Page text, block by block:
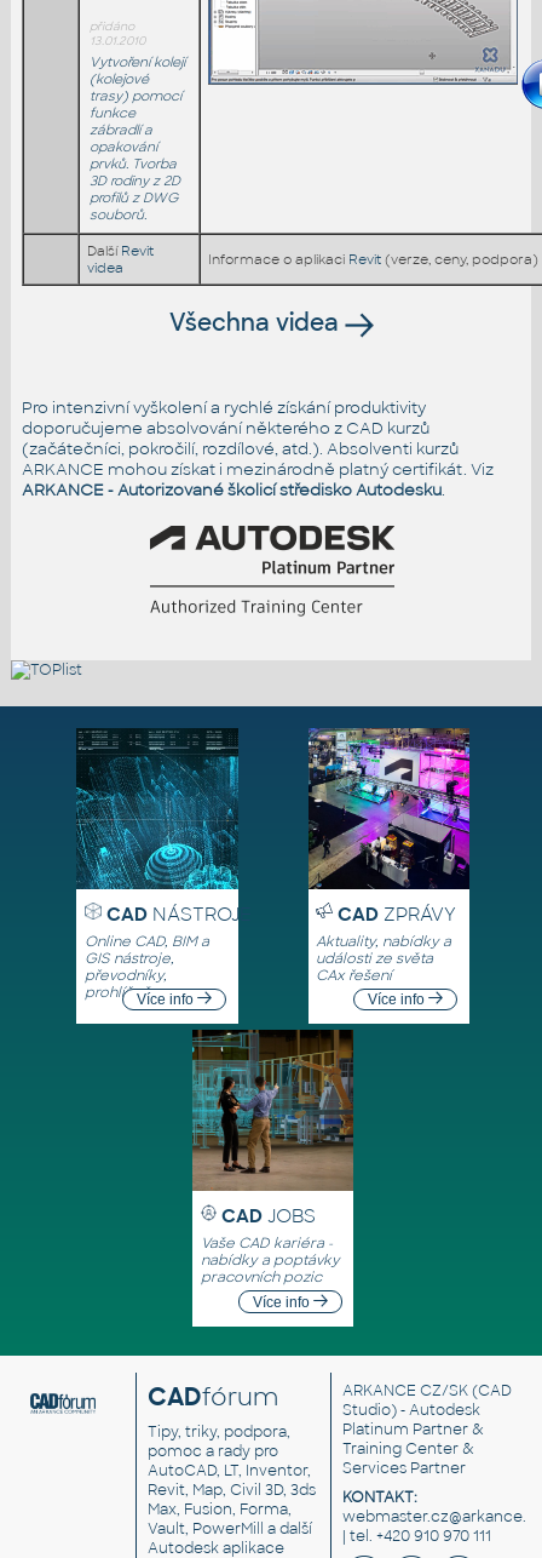
přidáno
13.01.2010
Vytvoření kolejí
(kolejové
trasy) pomocí
funkce
zábradlí a
opakování
prvků. Tvorba
3D rodiny z 2D
profilů z DWG
souborů.
Další Revit
videa
Informace o aplikaci Revit(verze, ceny, podpora)
Všechna videa
Pro intenzivní vyškolení a rychlé získání produktivity
doporučujeme absolvování některého z CAD kurzů
(začátečníci, pokročilí, rozdílové, atd.). Absolventi kurzů
ARKANCE mohou získat i mezinárodně platný certifikát. Viz
ARKANCE - Autorizované školicí středisko Autodesku.
CADNÁSTROJE
Online CAD, BIM a
GIS nástroje,
převodníky,
prohlížečeVíce info
CADZPRÁVY
Aktuality, nabídky a
události ze světa
CAx řešení
Více info
CAD JOBS
Vaše CAD kariéra -
nabídky a poptávky
pracovních pozic
Více info
CADfórum
Tipy, triky, podpora,
pomoc a rady pro
AutoCAD, LT, Inventor,
Revit, Map, Civil 3D, 3ds
Max, Fusion, Forma,
Vault, PowerMill a další
Autodesk aplikace
ARKANCE CZ/SK(CAD
Studio) - Autodesk
Platinum Partner &
Training Center &
Services Partner
KONTAKT:
| tel. +420 910 970 111